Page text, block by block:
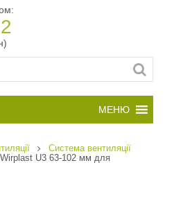
Система вентиляції
U3 63-102 мм для